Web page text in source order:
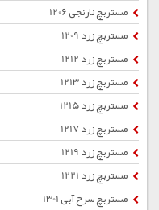
مستربچ نارنجی 1206
مستربچ زرد 1209
مستربچ زرد 1212
مستربچ زرد 1213
مستربچ زرد 1215
مستربچ زرد 1217
مستربچ زرد 1219
مستربچ زرد 1221
مستربچ سرخ آبی 1301